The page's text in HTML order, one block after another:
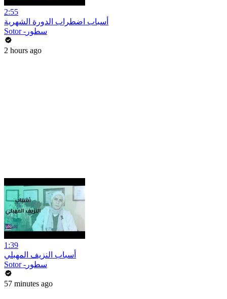
2:55
أسباب اضطراب الدورة الشهرية
Sotor -سطور
2 hours ago
1:39
أسباب النزيف المهبلي
Sotor -سطور
57 minutes ago